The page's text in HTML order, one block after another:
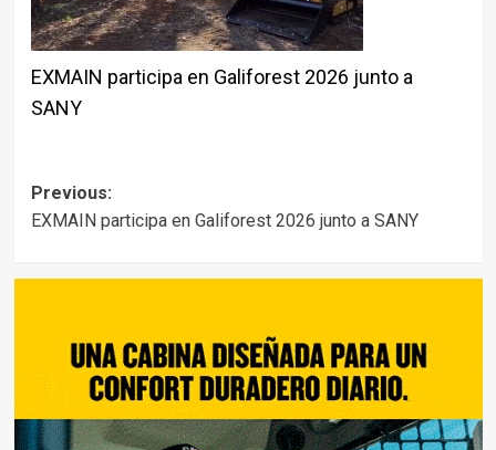
EXMAIN participa en Galiforest 2026 junto a
SANY
Post
navigation
Previous:
EXMAIN participa en Galiforest 2026 junto a SANY